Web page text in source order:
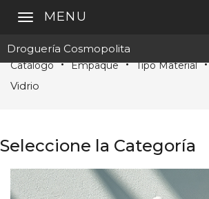
Droguería Cosmopolita
MENU
Catálogo Empaque Tipo Material
Vidrio
Seleccione la Categoría